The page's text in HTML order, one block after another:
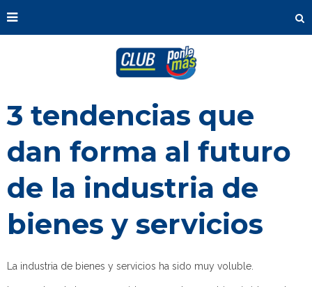
3 tendencias que
dan forma al futuro
de la industria de
bienes y servicios
La industria de bienes y servicios ha sido muy voluble.